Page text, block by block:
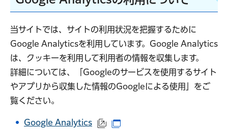
当サイトでは、サイトの利用状況を把握するために
Google Analyticsを利用しています。Google Analytics
は、クッキーを利用して利用者の情報を収集します。
詳細については、「Googleのサービスを使用するサイト
やアプリから収集した情報のGoogleによる使用」をご
覧ください。
Google Analytics （外部サイトへリンク）